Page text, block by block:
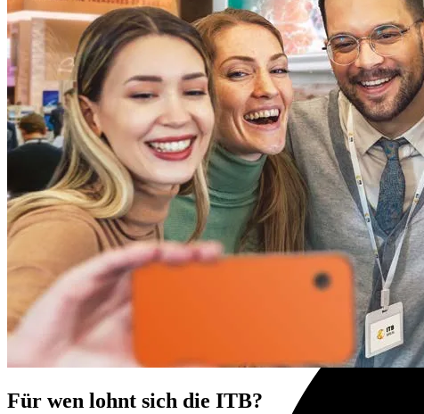
03. März – 05. März 2026
Für wen lohnt sich die ITB?